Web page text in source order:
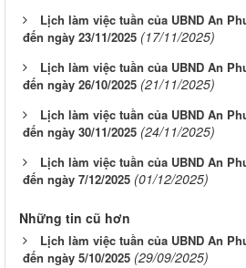
Lịch làm việc tuần của UBND An
đến ngày 23/11/2025 (17/11/2025)
Lịch làm việc tuần của UBND An
đến ngày 26/10/2025 (21/11/2025)
Lịch làm việc tuần của UBND An
đến ngày 30/11/2025 (24/11/2025)
Lịch làm việc tuần của UBND An
đến ngày 7/12/2025 (01/12/2025)
Những tin cũ hơn
Lịch làm việc tuần của UBND An
đến ngày 5/10/2025 (29/09/2025)